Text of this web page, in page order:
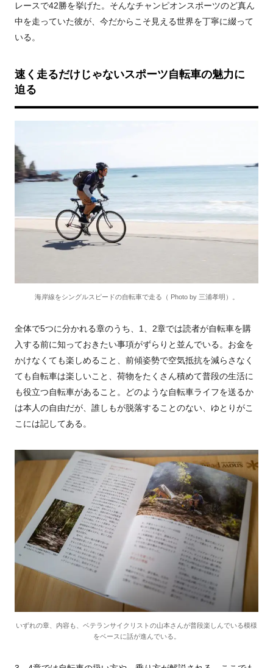
レースで42勝を挙げた。そんなチャンピオンスポーツのど真ん
中を走っていた彼が、今だからこそ見える世界を丁寧に綴って
いる。
速く走るだけじゃないスポーツ自転車の魅力に
迫る
海岸線をシングルスピードの自転車で走る（ Photo by 三浦孝明）。
全体で5つに分かれる章のうち、1、2章では読者が自転車を購
入する前に知っておきたい事項がずらりと並んでいる。お金を
かけなくても楽しめること、前傾姿勢で空気抵抗を減らさなく
ても自転車は楽しいこと、荷物をたくさん積めて普段の生活に
も役立つ自転車があること。どのような自転車ライフを送るか
は本人の自由だが、誰しもが脱落することのない、ゆとりがこ
こには記してある。
いずれの章、内容も、ベテランサイクリストの山本さんが普段楽しんでいる模様
をベースに話が進んでいる。